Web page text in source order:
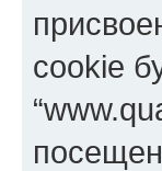
cookie